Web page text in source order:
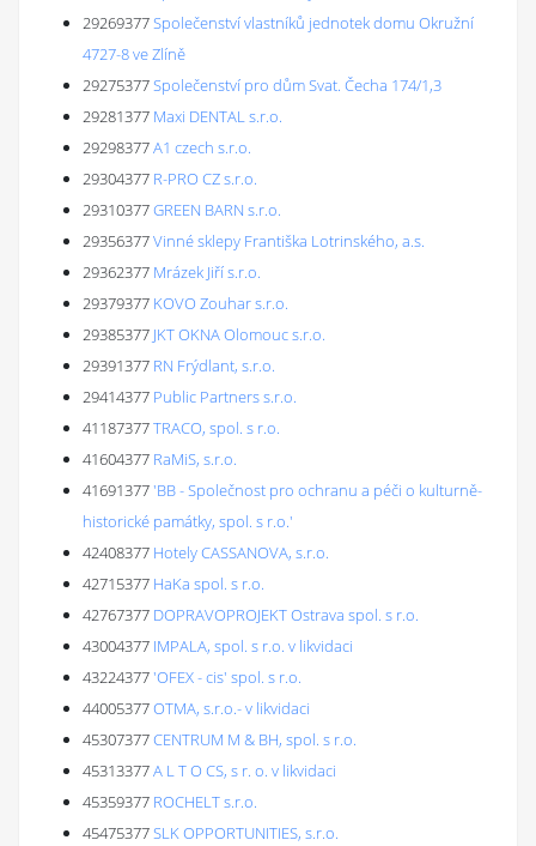
29269377Společenství vlastníků jednotek domu Okružní
4727-8 ve Zlíně
29275377Společenství pro dům Svat. Čecha 174/1,3
29281377 Maxi DENTAL s.r.o.
29298377A1 czech s.r.o.
29304377 R-PRO CZ s.r.o.
29310377GREEN BARN s.r.o.
29356377Vinné sklepy Františka Lotrinského, a.s.
29362377 Mrázek Jiří s.r.o.
29379377 KOVO Zouhar s.r.o.
29385377 JKT OKNA Olomouc s.r.o.
29391377 RN Frýdlant, s.r.o.
29414377 Public Partners s.r.o.
41187377TRACO, spol. s r.o.
41604377 RaMiS, s.r.o.
41691377'BB - Společnost pro ochranu a péči o kulturně-
historické památky, spol. s r.o.'
42408377 Hotely CASSANOVA, s.r.o.
42715377 HaKa spol. s r.o.
42767377 DOPRAVOPROJEKT Ostrava spol. s r.o.
43004377 IMPALA, spol. s r.o. v likvidaci
43224377'OFEX - cis' spol. s r.o.
44005377OTMA, s.r.o.- v likvidaci
45307377CENTRUM M & BH, spol. s r.o.
45313377A L T O CS, s r. o. v likvidaci
45359377 ROCHELT s.r.o.
45475377SLK OPPORTUNITIES, s.r.o.